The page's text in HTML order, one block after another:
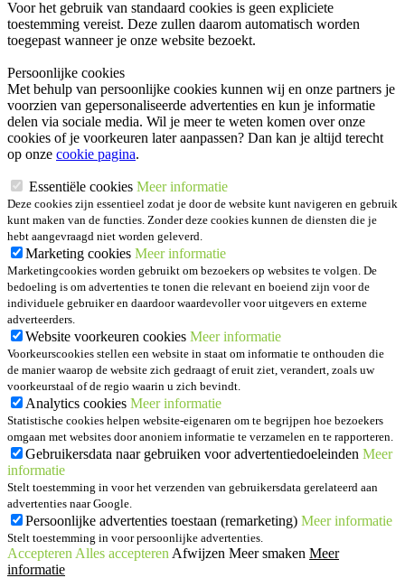
Voor het gebruik van standaard cookies is geen expliciete
toestemming vereist. Deze zullen daarom automatisch worden
toegepast wanneer je onze website bezoekt.
Persoonlijke cookies
Met behulp van persoonlijke cookies kunnen wij en onze partners je
voorzien van gepersonaliseerde advertenties en kun je informatie
delen via sociale media. Wil je meer te weten komen over onze
cookies of je voorkeuren later aanpassen? Dan kan je altijd terecht
op onze cookie pagina.
Essentiële cookies Meer informatie
Deze cookies zijn essentieel zodat je door de website kunt navigeren en gebruik
kunt maken van de functies. Zonder deze cookies kunnen de diensten die je
hebt aangevraagd niet worden geleverd.
Marketing cookies Meer informatie
Marketingcookies worden gebruikt om bezoekers op websites te volgen. De
bedoeling is om advertenties te tonen die relevant en boeiend zijn voor de
individuele gebruiker en daardoor waardevoller voor uitgevers en externe
adverteerders.
Website voorkeuren cookies Meer informatie
Voorkeurscookies stellen een website in staat om informatie te onthouden die
de manier waarop de website zich gedraagt of eruit ziet, verandert, zoals uw
voorkeurstaal of de regio waarin u zich bevindt.
Analytics cookies Meer informatie
Statistische cookies helpen website-eigenaren om te begrijpen hoe bezoekers
omgaan met websites door anoniem informatie te verzamelen en te rapporteren.
Gebruikersdata naar gebruiken voor advertentiedoeleinden Meer
informatie
Stelt toestemming in voor het verzenden van gebruikersdata gerelateerd aan
advertenties naar Google.
Persoonlijke advertenties toestaan (remarketing) Meer informatie
Stelt toestemming in voor persoonlijke advertenties.
Accepteren Alles accepteren Afwijzen Meer smaken Meer
informatie